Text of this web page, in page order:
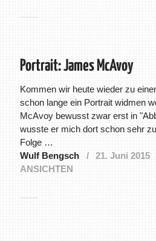
Portrait: James McAvoy
Kommen wir heute wieder zu
schon lange ein Portrait widmen
McAvoy bewusst zwar erst in
wusste er mich dort schon sehr
Folge …
Wulf Bengsch
21. Juni 2015
ANSICHTEN